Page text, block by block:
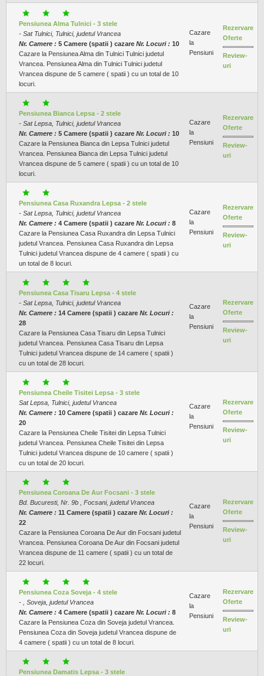
Pensiunea Alma Tulnici - 3 stele
- Sat Tulnici, Tulnici, judetul Vrancea
Nr. Camere : 5 Camere (spatii ) cazare Nr. Locuri : 10
Cazare la Pensiunea Alma din Tulnici Tulnici judetul
Vrancea. Pensiunea Alma din Tulnici Tulnici judetul
Vrancea dispune de 5 camere ( spatii ) cu un total de 10
locuri.
Cazare
la
Pensiuni
Rezervare
Oferte
Review-
uri
Pensiunea Bianca Lepsa - 2 stele
- Sat Lepsa, Tulnici, judetul Vrancea
Nr. Camere : 5 Camere (spatii ) cazare Nr. Locuri : 10
Cazare la Pensiunea Bianca din Lepsa Tulnici judetul
Vrancea. Pensiunea Bianca din Lepsa Tulnici judetul
Vrancea dispune de 5 camere ( spatii ) cu un total de 10
locuri.
Cazare
la
Pensiuni
Rezervare
Oferte
Review-
uri
Pensiunea Casa Ruxandra Lepsa - 2 stele
- Sat Lepsa, Tulnici, judetul Vrancea
Nr. Camere : 4 Camere (spatii ) cazare Nr. Locuri : 8
Cazare la Pensiunea Casa Ruxandra din Lepsa Tulnici
judetul Vrancea. Pensiunea Casa Ruxandra din Lepsa
Tulnici judetul Vrancea dispune de 4 camere ( spatii ) cu
un total de 8 locuri.
Cazare
la
Pensiuni
Rezervare
Oferte
Review-
uri
Pensiunea Casa Tisaru Lepsa - 4 stele
- Sat Lepsa, Tulnici, judetul Vrancea
Nr. Camere : 14 Camere (spatii ) cazare Nr. Locuri :
28
Cazare la Pensiunea Casa Tisaru din Lepsa Tulnici
judetul Vrancea. Pensiunea Casa Tisaru din Lepsa
Tulnici judetul Vrancea dispune de 14 camere ( spatii )
cu un total de 28 locuri.
Cazare
la
Pensiuni
Rezervare
Oferte
Review-
uri
Pensiunea Cheile Tisitei Lepsa - 3 stele
Sat Lepsa, Tulnici, judetul Vrancea
Nr. Camere : 10 Camere (spatii ) cazare Nr. Locuri :
20
Cazare la Pensiunea Cheile Tisitei din Lepsa Tulnici
judetul Vrancea. Pensiunea Cheile Tisitei din Lepsa
Tulnici judetul Vrancea dispune de 10 camere ( spatii )
cu un total de 20 locuri.
Cazare
la
Pensiuni
Rezervare
Oferte
Review-
uri
Pensiunea Coroana De Aur Focsani - 3 stele
Bd. Bucuresti, Nr. 9b , Focsani, judetul Vrancea
Nr. Camere : 11 Camere (spatii ) cazare Nr. Locuri :
22
Cazare la Pensiunea Coroana De Aur din Focsani judetul
Vrancea. Pensiunea Coroana De Aur din Focsani judetul
Vrancea dispune de 11 camere ( spatii ) cu un total de
22 locuri.
Cazare
la
Pensiuni
Rezervare
Oferte
Review-
uri
Pensiunea Coza Soveja - 4 stele
- , Soveja, judetul Vrancea
Nr. Camere : 4 Camere (spatii ) cazare Nr. Locuri : 8
Cazare la Pensiunea Coza din Soveja judetul Vrancea.
Pensiunea Coza din Soveja judetul Vrancea dispune de
4 camere ( spatii ) cu un total de 8 locuri.
Cazare
la
Pensiuni
Rezervare
Oferte
Review-
uri
Pensiunea Damatis Lepsa - 3 stele